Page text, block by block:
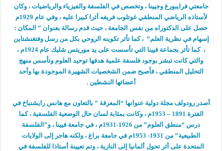
جامعتي فرايبورغ وجيينا ، وتخصص في الفلسفة والفيزياء والرياضيات ، وكان
لأستاذه الرياضي المنطقي غوتلوب فريغه أثرا كبيرا عليه ، وفي عام 1929م
حصل على الدكتوراه من نفس الجامعة ، حيث قدم رسالة بعنوان ” المكان :
إسهام في نظرية العلم” ، كما تأثر تكوينه الروحي بكل من رسل وفتغنشتاين
، كما تأثر بجماعة فيينا التي تأسست على يد موريتس شليك عام 1924م ،
والتي كانت تبشر بوجود فلسفة علمية هدفها توحيد العلوم وتأسس منهج
التحليل المنطقي ، فأصبح ضمن الشخصيات الشهيرة الموجودة بها وأحد
أعضائها النشطين .
أصدر رودولف مجلة دولية عنوانها “المعرفة ” بالتعاون مع هانس رايشنباخ في
الفترة 1891 – 1953م ، وكانت بمثابة لسان حال الوضعية الفلسفية ، كما
درس “منطق العلوم” من 1926-1931م ، في جامعة فيينا ، و”الفلسفة
الطبيعية” من 1931- 1953م في جامعة براغ ، ولكنه هاجر إلى الولايات
المتحدة على أثر تحول ألمانيا إلى النازية ، وتم تعيينة أستاذا للفلسفة في